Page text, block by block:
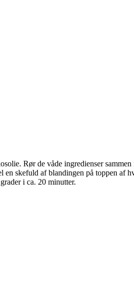
Rør de våde ingredienser
skefuld af blandingen på toppen af
i ca. 20 minutter.